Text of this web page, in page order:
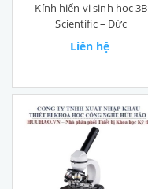
Kính hiển vi sinh học 3B
Scientific – Đức
Liên hệ